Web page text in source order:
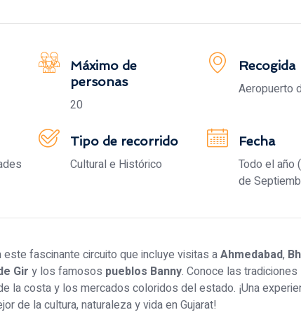
Máximo de
personas
20
Recogida
Aeropuerto
Tipo de recorrido
Cultural e Histórico
Fecha
Todo el año
de
este fascinante circuito que incluye visitas aAhmedabad,
Gir y los famosos pueblos Banny. Conoce las
la costa y los mercados coloridos del estado. ¡Una
de la cultura, naturaleza y vida en Gujarat!